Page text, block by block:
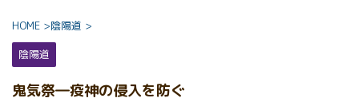
HOME >陰陽道 >
陰陽道
鬼気祭―疫神の侵入を防ぐ